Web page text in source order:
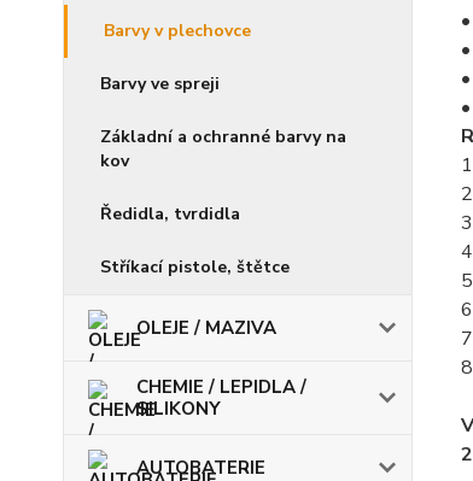
Barvy v plechovce
Barvy ve spreji
Základní a ochranné barvy na
kov
Ředidla, tvrdidla
Stříkací pistole, štětce
OLEJE / MAZIVA
CHEMIE / LEPIDLA /
SILIKONY
AUTOBATERIE